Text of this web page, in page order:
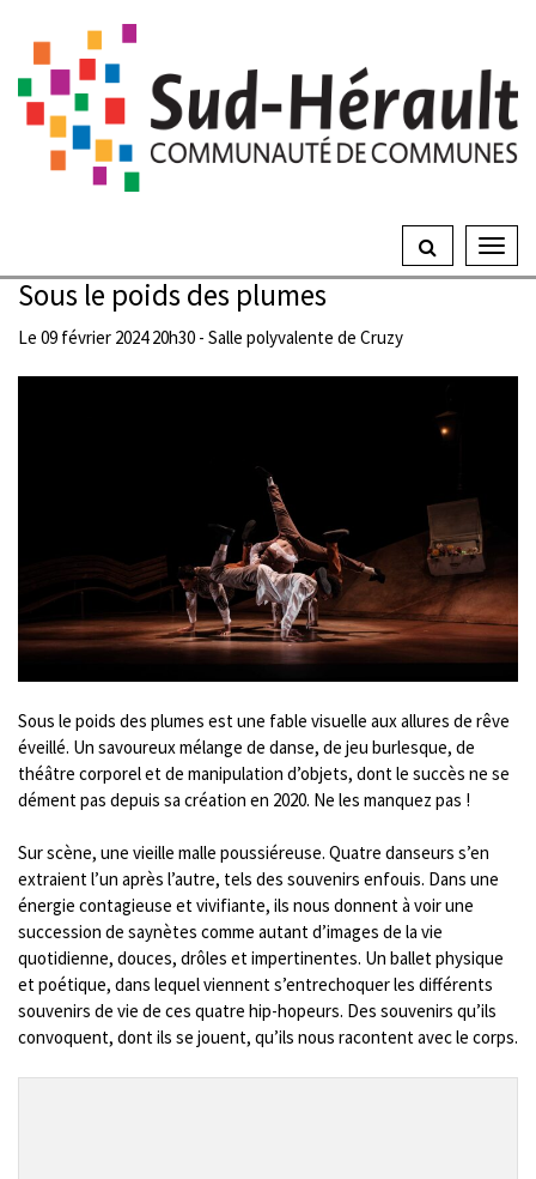
Ouvrir
le
Sous le poids des plumes
Le 09 février 2024 20h30 - Salle polyvalente de Cruzy
Sous le poids des plumes est une fable visuelle aux allures de rêve
éveillé. Un savoureux mélange de danse, de jeu burlesque, de
théâtre corporel et de manipulation d’objets, dont le succès ne se
dément pas depuis sa création en 2020. Ne les manquez pas !
Sur scène, une vieille malle poussiéreuse. Quatre danseurs s’en
extraient l’un après l’autre, tels des souvenirs enfouis. Dans une
énergie contagieuse et vivifiante, ils nous donnent à voir une
succession de saynètes comme autant d’images de la vie
quotidienne, douces, drôles et impertinentes. Un ballet physique
et poétique, dans lequel viennent s’entrechoquer les différents
souvenirs de vie de ces quatre hip-hopeurs. Des souvenirs qu’ils
convoquent, dont ils se jouent, qu’ils nous racontent avec le corps.